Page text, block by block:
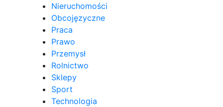
Nieruchomości
Obcojęzyczne
Praca
Prawo
Przemysł
Rolnictwo
Sklepy
Sport
Technologia